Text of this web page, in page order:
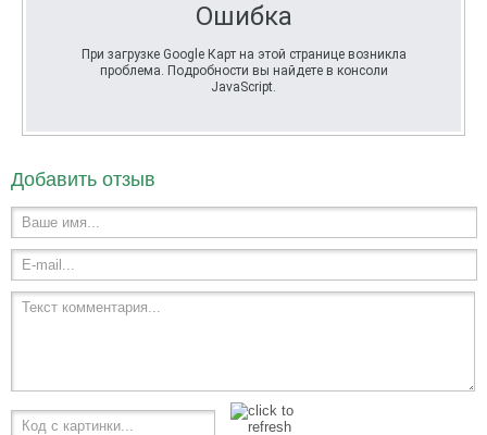
Ошибка
При загрузке Google Карт на этой странице возникла
проблема. Подробности вы найдете в консоли
JavaScript.
Добавить отзыв
Ваше имя...
E-mail...
Текст комментария...
Код с картинки...